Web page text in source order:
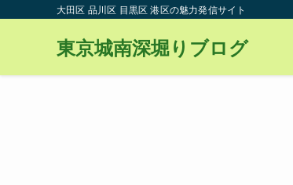
大田区 品川区 目黒区 港区の魅力発信サイト
東京城南深堀りブログ